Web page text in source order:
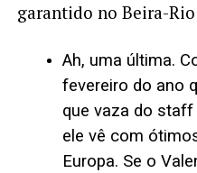
garantido no Beira-
Ah, uma última.
fevereiro do ano
que vaza do
ele vê com
Europa. Se o